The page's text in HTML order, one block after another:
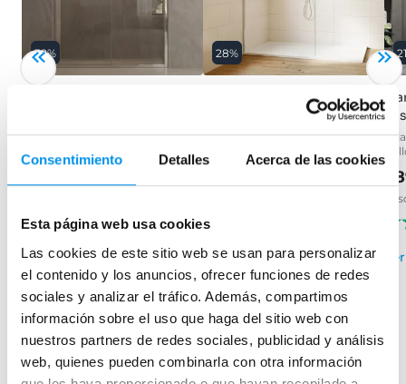
Consentimiento Detalles Acerca de las cookies
Esta página web usa cookies
Las cookies de este sitio web se usan para personalizar
el contenido y los anuncios, ofrecer funciones de redes
sociales y analizar el tráfico. Además, compartimos
información sobre el uso que haga del sitio web con
nuestros partners de redes sociales, publicidad y análisis
web, quienes pueden combinarla con otra información
32%
vidrio templado de 6 mm y
(261)
Ver opciones›
28%
Mampara de ducha fija
Plata brillo, vidrio 8mm,
Ver opciones›
1